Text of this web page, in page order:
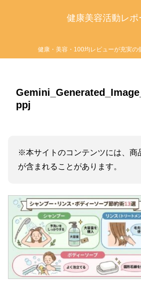
健康美容活動レポ
健康・美容・100均レビューが充実の
ppj
※本サイトのコンテンツには、商
が含まれることがあります。